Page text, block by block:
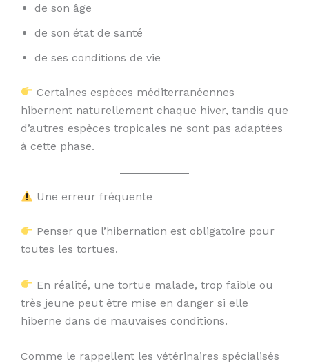
de son âge
de son état de santé
de ses conditions de vie
Certaines espèces méditerranéennes
hibernent naturellement chaque hiver, tandis que
d’autres espèces tropicales ne sont pas adaptées
à cette phase.
Une erreur fréquente
Penser que l’hibernation est obligatoire pour
toutes les tortues.
En réalité, une tortue malade, trop faible ou
très jeune peut être mise en danger si elle
hiberne dans de mauvaises conditions.
Comme le rappellent les vétérinaires spécialisés